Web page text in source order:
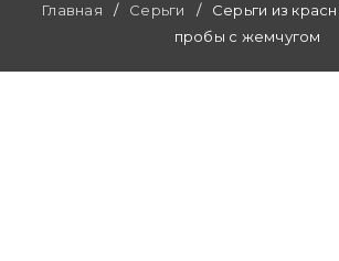
Главная / Серьги /
Серьги из
пробы с жемчугом